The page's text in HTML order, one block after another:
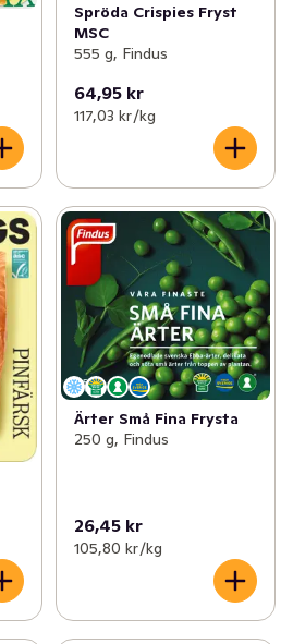
Spröda Crispies Fryst
MSC
555 g, Findus
64,95 kr
117,03 kr /kg
Ärter Små Fina Frysta
250 g, Findus
26,45 kr
105,80 kr /kg